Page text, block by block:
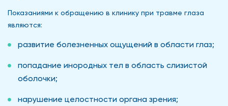
Показаниями к обращению в клинику при травме глаза
являются:
развитие болезненных ощущений в области глаз;
попадание инородных тел в область слизистой
оболочки;
нарушение целостности органа зрения;